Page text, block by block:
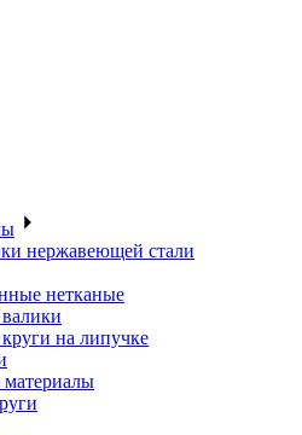
нержавеющей стали
нетканые
на липучке